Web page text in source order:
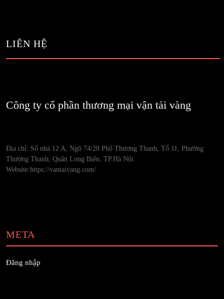
LIÊN HỆ
Công ty cổ phần thương mại vận tải vàng
Địa chỉ: Số nhà 12 A, Ngõ 74/28 Phố Thượng Thanh, Tổ 11, Phường
Thượng Thanh, Quận Long Biên, TP.Hà Nội.
Website:https://vantaivang.com/
META
Đăng nhập